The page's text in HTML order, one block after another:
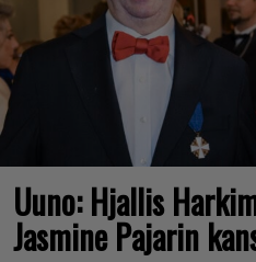
Uuno: Hjallis
Jasmine Pajarin